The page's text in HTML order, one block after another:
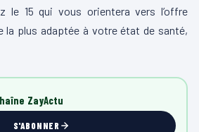
le 15 qui vous orientera vers l’offre
la plus adaptée à votre état de santé,
ZayActu
S'ABONNER